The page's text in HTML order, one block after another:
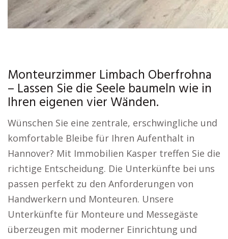
Monteurzimmer Limbach Oberfrohna
– Lassen Sie die Seele baumeln wie in
Ihren eigenen vier Wänden.
Wünschen Sie eine zentrale, erschwingliche und
komfortable Bleibe für Ihren Aufenthalt in
Hannover? Mit Immobilien Kasper treffen Sie die
richtige Entscheidung. Die Unterkünfte bei uns
passen perfekt zu den Anforderungen von
Handwerkern und Monteuren. Unsere
Unterkünfte für Monteure und Messegäste
überzeugen mit moderner Einrichtung und